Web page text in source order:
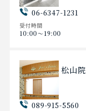
06-6347-1231
受付時間
10:00〜19:00
松山院
089-915-5560